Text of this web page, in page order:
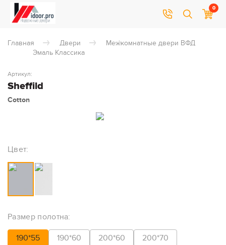
0
Главная Двери
Межкомнатные двери ВФД
Эмаль Классика
Sheffild
Артикул:
Cotton
Цвет:
Размер полотна:
190*55 190*60 200*60
200*70